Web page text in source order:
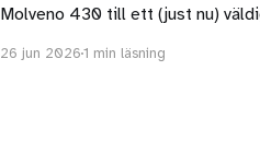
Molveno 430 till ett (just nu)
kanotsäten i trä vilket gör den här
26 jun 20261 min läsning